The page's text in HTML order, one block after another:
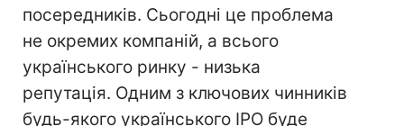
посередників. Сьогодні це проблема
не окремих компаній, а всього
українського ринку - низька
репутація. Одним з ключових чинників
будь-якого українського IPO буде